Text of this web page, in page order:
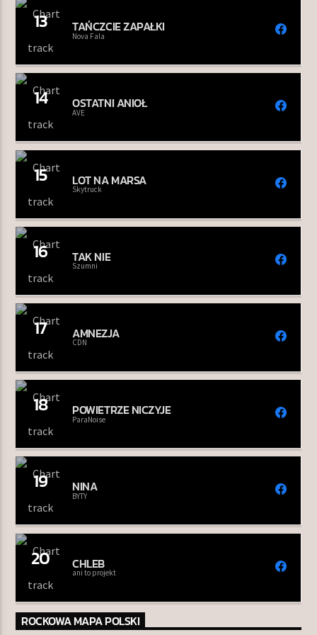
13 TAŃCZCIE ZAPAŁKI
Nova Fala
14 OSTATNI ANIOŁ
AVE
15 LOT NA MARSA
Skytruck
16 TAK NIE
Szumni
17 AMNEZJA
CDN
18 POWIETRZE NICZYJE
ParaNoise
19 NINA
BYTY
20 CHLEB
ani to projekt
ROCKOWA MAPA POLSKI